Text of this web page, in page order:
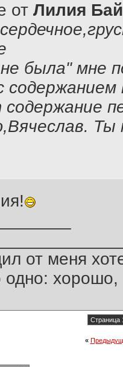
от Лилия
была" мне
содержание
Ты
от меня
одно:
Страница
«